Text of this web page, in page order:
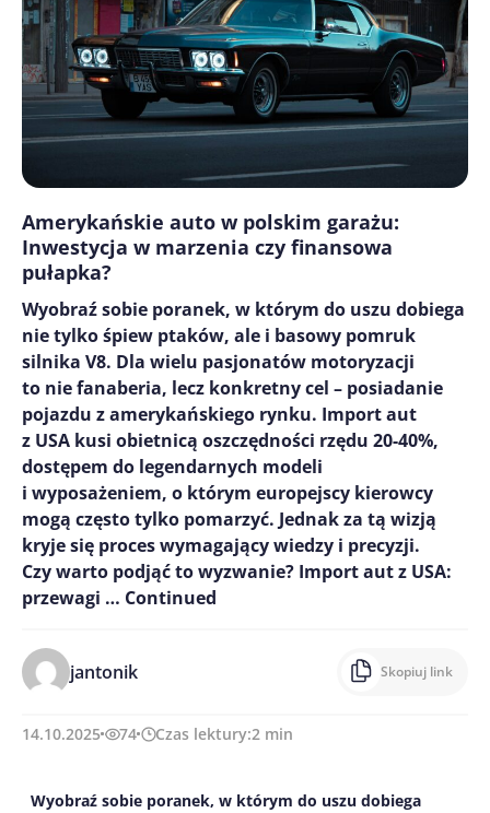
Amerykańskie auto w polskim garażu:
Inwestycja w marzenia czy finansowa
pułapka?
Wyobraź sobie poranek, w którym do uszu dobiega
nie tylko śpiew ptaków, ale i basowy pomruk
silnika V8. Dla wielu pasjonatów motoryzacji
to nie fanaberia, lecz konkretny cel – posiadanie
pojazdu z amerykańskiego rynku. Import aut
z USA kusi obietnicą oszczędności rzędu 20-40%,
dostępem do legendarnych modeli
i wyposażeniem, o którym europejscy kierowcy
mogą często tylko pomarzyć. Jednak za tą wizją
kryje się proces wymagający wiedzy i precyzji.
Czy warto podjąć to wyzwanie? Import aut z USA:
przewagi … Continued
jantonik Skopiuj link
14.10.2025 74 Czas lektury:2 min
Wyobraź sobie poranek, w którym do uszu dobiega